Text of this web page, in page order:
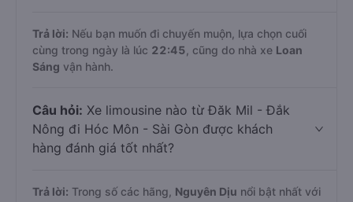
Trả lời: Nếu bạn muốn đi chuyến muộn, lựa chọn cuối
cùng trong ngày là lúc 22:45 , cũng do nhà xe Loan
Sáng vận hành.
Câu hỏi: Xe limousine nào từ Đăk Mil - Đắk
Nông đi Hóc Môn - Sài Gòn được khách
hàng đánh giá tốt nhất?
Trả lời: Trong số các hãng, Nguyên Dịu nổi bật nhất với